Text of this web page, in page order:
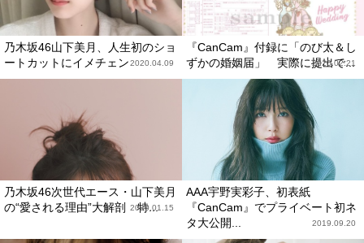
乃木坂46山下美月、人生初のショ
ートカットにイメチェン2020.04.09
『CanCam』付録に「のび太＆し
ずかの婚姻届」 実際に提出で...
2020.02.21
乃木坂46次世代エース・山下美月
の“愛される理由”大解剖 特...
2020.01.15
AAA宇野実彩子、初表紙
『CanCam』でプライベート初ネ
タ大公開...
2019.09.20